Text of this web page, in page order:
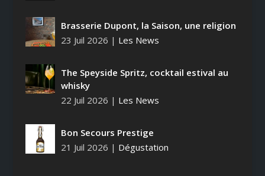
Brasserie Dupont, la Saison, une religion
23 Juil 2026 | Les News
The Speyside Spritz, cocktail estival au
whisky
22 Juil 2026 | Les News
Bon Secours Prestige
21 Juil 2026 | Dégustation